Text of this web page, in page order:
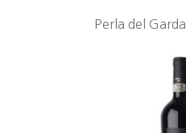
Perla del Garda